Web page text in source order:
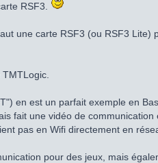
RSF3.
une carte RSF3 (ou RSF3 Lite)
en est un parfait exemple en
fait une vidéo de communication
pas en Wifi directement en
pour des jeux, mais